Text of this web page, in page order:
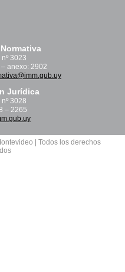
3023
anexo: 2902
Jurídica
3028
– 2265
| Todos los derechos